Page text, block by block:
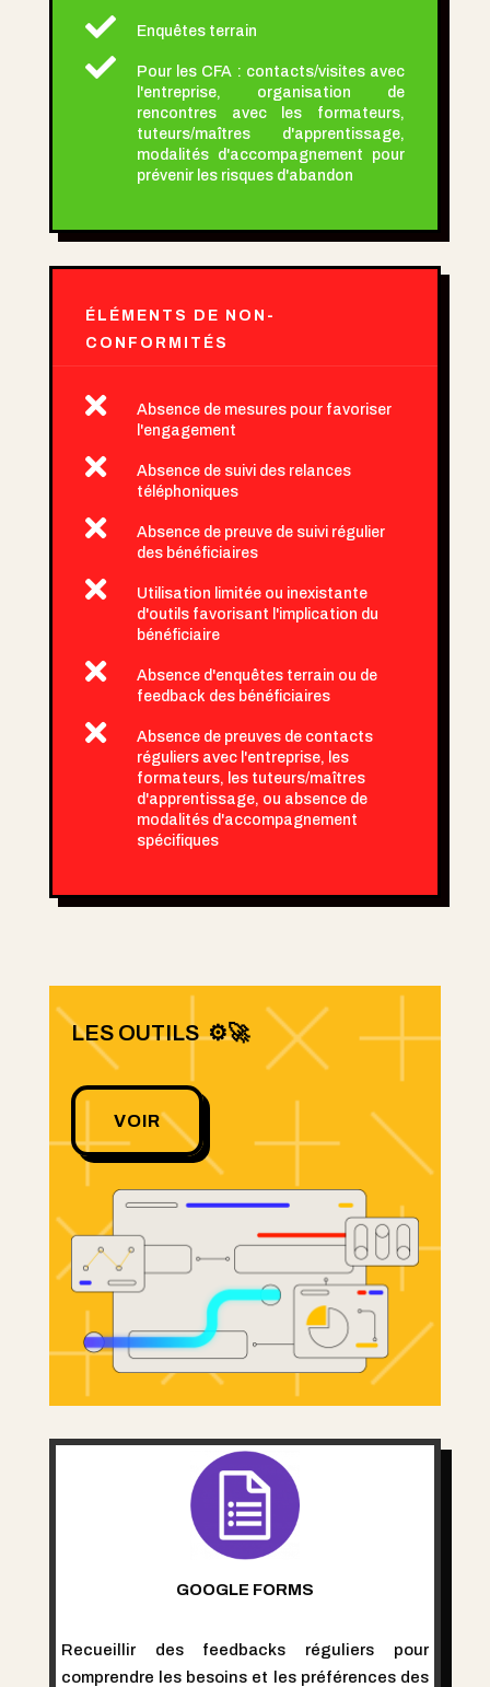
 Enquêtes terrain

Pour les CFA : contacts/visites avec
l'entreprise, organisation de
rencontres avec les formateurs,
tuteurs/maîtres d'apprentissage,
modalités d'accompagnement pour
prévenir les risques d'abandon
ÉLÉMENTS DE NON-
CONFORMITÉS

Absence de mesures pour favoriser
l'engagement

Absence de suivi des relances
téléphoniques

Absence de preuve de suivi régulier
des bénéficiaires

Utilisation limitée ou inexistante
d'outils favorisant l'implication du
bénéficiaire

Absence d'enquêtes terrain ou de
feedback des bénéficiaires

Absence de preuves de contacts
réguliers avec l'entreprise, les
formateurs, les tuteurs/maîtres
d'apprentissage, ou absence de
modalités d'accompagnement
spécifiques
LES OUTILS ⚙️🚀
VOIR
GOOGLE FORMS
Recueillir des feedbacks réguliers pour
comprendre les besoins et les préférences des